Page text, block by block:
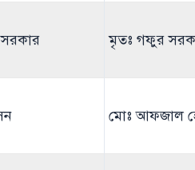
মৃতঃ গফুর
মোঃ আফজাল